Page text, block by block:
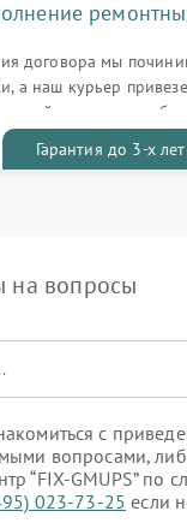
договора мы
а наш курьер
талоном
Гарантия до 3-х лет
на вопросы
с
вопросами,
“FIX-GMUPS” по
023-73-25 если